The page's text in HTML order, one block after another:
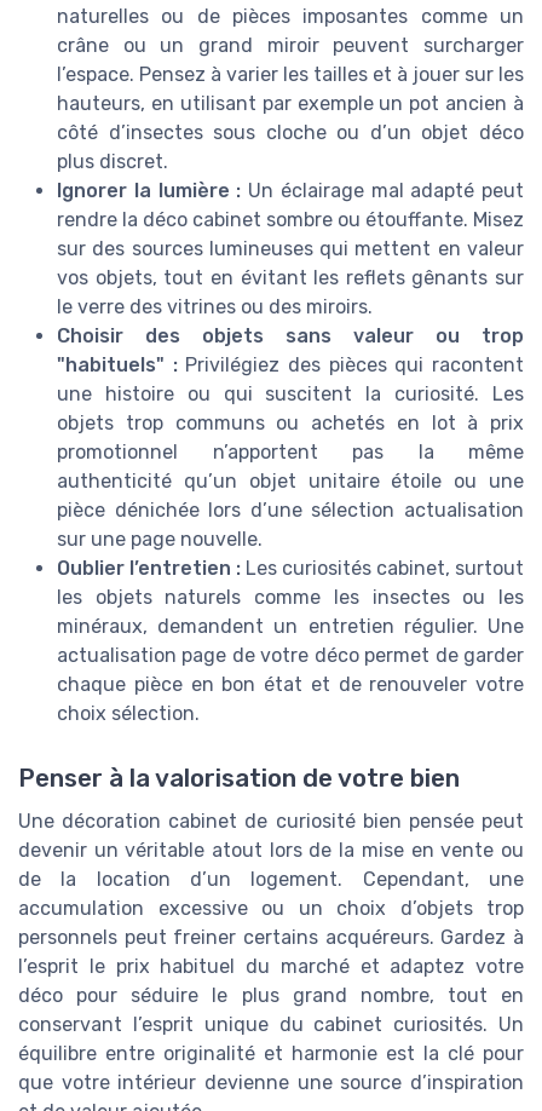
naturelles ou de pièces imposantes comme un
crâne ou un grand miroir peuvent surcharger
l’espace. Pensez à varier les tailles et à jouer sur les
hauteurs, en utilisant par exemple un pot ancien à
côté d’insectes sous cloche ou d’un objet déco
plus discret.
Ignorer la lumière : Un éclairage mal adapté peut
rendre la déco cabinet sombre ou étouffante. Misez
sur des sources lumineuses qui mettent en valeur
vos objets, tout en évitant les reflets gênants sur
le verre des vitrines ou des miroirs.
Choisir des objets sans valeur ou trop
"habituels" :Privilégiez des pièces qui racontent
une histoire ou qui suscitent la curiosité. Les
objets trop communs ou achetés en lot à prix
promotionnel n’apportent pas la même
authenticité qu’un objet unitaire étoile ou une
pièce dénichée lors d’une sélection actualisation
sur une page nouvelle.
Oublier l’entretien : Les curiosités cabinet, surtout
les objets naturels comme les insectes ou les
minéraux, demandent un entretien régulier. Une
actualisation page de votre déco permet de garder
chaque pièce en bon état et de renouveler votre
choix sélection.
Penser à la valorisation de votre bien
Une décoration cabinet de curiosité bien pensée peut
devenir un véritable atout lors de la mise en vente ou
de la location d’un logement. Cependant, une
accumulation excessive ou un choix d’objets trop
personnels peut freiner certains acquéreurs. Gardez à
l’esprit le prix habituel du marché et adaptez votre
déco pour séduire le plus grand nombre, tout en
conservant l’esprit unique du cabinet curiosités. Un
équilibre entre originalité et harmonie est la clé pour
que votre intérieur devienne une source d’inspiration